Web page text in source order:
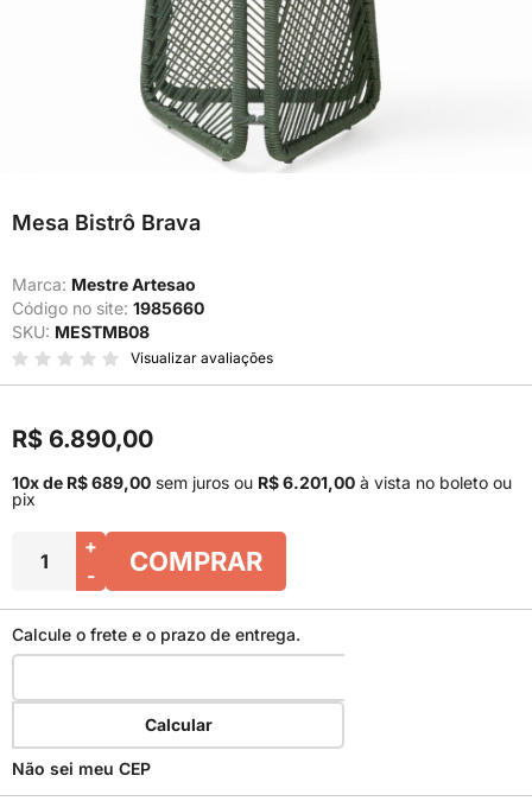
Mesa Bistrô Brava
Marca: Mestre Artesao
Código no site: 1985660
SKU: MESTMB08
Visualizar avaliações
R$ 6.890,00
10x de R$ 689,00 sem juros ou R$ 6.201,00 à vista no boleto ou
pix
+
-
COMPRAR
Calcule o frete e o prazo de entrega.
Calcular
Não sei meu CEP